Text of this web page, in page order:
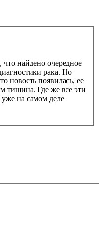
найдено очередное
рака. Но
новость появилась, ее
тишина. Где же все эти
на самом деле